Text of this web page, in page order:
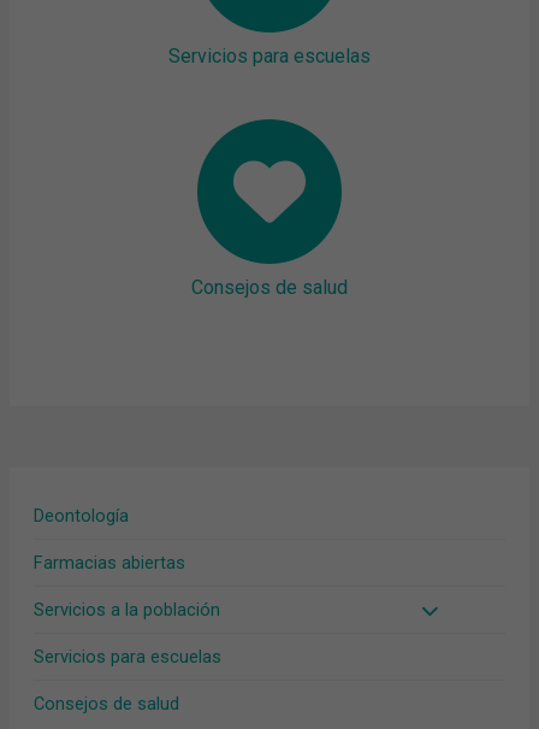
Deontología
Farmacias abiertas
Servicios a la población
Servicios para escuelas
Consejos de salud
Servicios para escuelas
Consejos de salud